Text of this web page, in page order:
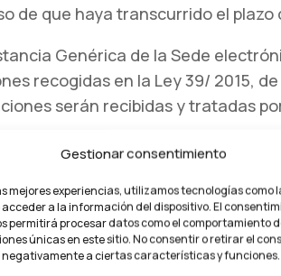
Gestionar consentimiento
mejores experiencias, utilizamos tecnologías como
a la información del dispositivo. El
permitirá procesar datos como el comportamiento
únicas en este sitio. No consentir o retirar el
a ciertas características y funciones.
de que haya transcurrido el
Genérica de la Sede
recogidas en la Ley 39/ 2015,
serán recibidas y tratadas
del texto y el color, así como el